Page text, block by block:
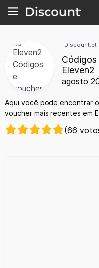
Discount.pt
Códigos
Eleven2
agosto
Aqui você pode encontrar
voucher mais recentes em
(66